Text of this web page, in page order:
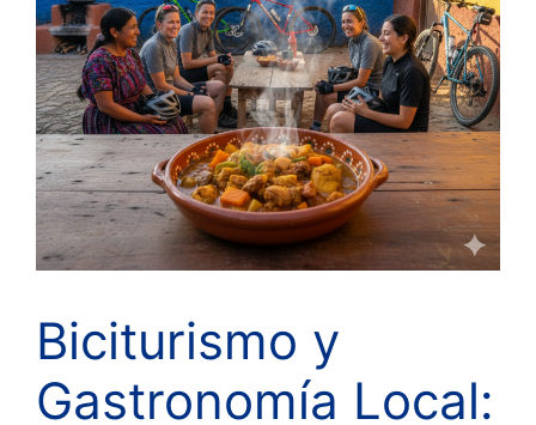
Biciturismo y
Gastronomía Local: